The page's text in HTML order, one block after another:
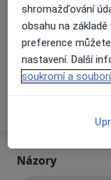
Způsoby platby
Na teto adrese
Detaily
Názory
shromažďování
obsahu na
preference
nastavení. Další
soukromí a